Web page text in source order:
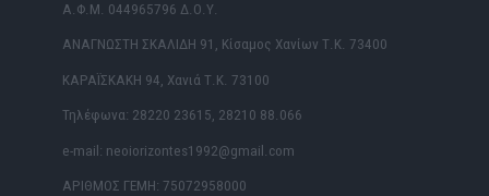
Α.Φ.Μ. 044965796 Δ.Ο.Υ.
ΑΝΑΓΝΩΣΤΗ ΣΚΑΛΙΔΗ 91, Κίσαμος Χανίων Τ.Κ. 73400
ΚΑΡΑΪΣΚΑΚΗ 94, Χανιά Τ.Κ. 73100
Τηλέφωνα: 28220 23615, 28210 88.066
e-mail: neoiorizontes1992@gmail.com
ΑΡΙΘΜΟΣ ΓΕΜΗ: 75072958000